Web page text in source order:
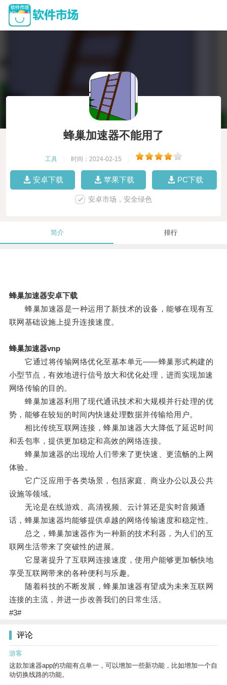
蜂巢加速器不能用了
工具 时间：2024-02-15
安卓下载 苹果下载 PC下载
安卓市场，安全绿色
简介 排行
蜂巢加速器安卓下载
蜂巢加速器是一种运用了新技术的设备，能够在现有互
联网基础设施上提升连接速度。
蜂巢加速器vnp
它通过将传输网络优化至基本单元——蜂巢形式构建的
小型节点，有效地进行信号放大和优化处理，进而实现加速
网络传输的目的。
蜂巢加速器利用了现代通讯技术和大规模并行处理的优
势，能够在较短的时间内快速处理数据并传输给用户。
相比传统互联网连接，蜂巢加速器大大降低了延迟时间
和丢包率，提供更加稳定和高效的网络连接。
蜂巢加速器的出现给人们带来了更快速、更流畅的上网
体验。
它广泛应用于各类场景，包括家庭、商业办公以及公共
设施等领域。
无论是在线游戏、高清视频、云计算还是实时音频通
话，蜂巢加速器均能够提供卓越的网络传输速度和稳定性。
总之，蜂巢加速器作为一种新的技术利器，为人们的互
联网生活带来了突破性的进展。
它显著提升了互联网连接速度，使用户能够更加畅快地
享受互联网带来的各种便利与乐趣。
随着科技的不断发展，蜂巢加速器有望成为未来互联网
连接的主流，并进一步改善我们的日常生活。
#3#
评论
游客
这款加速器app的功能有点单一，可以增加一些新功能，比如增加一个自
动切换线路的功能。